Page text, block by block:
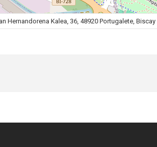
Hernandorena Kalea, 36, 48920 Portugalete, Biscay